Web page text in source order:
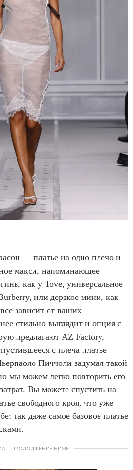
— платье на одно плечо и
макси, напоминающее
как у Tove, универсальное
или дерзкое мини, как
зависит от ваших
стильно выглядит и опция с
предлагают AZ Factory,
с плеча платье
Пиччоли задумал такой
мы можем легко повторить его
Вы можете спустить на
свободного кроя, что уже
так даже самое базовое платье
– ПРОДОЛЖЕНИЕ НИЖЕ